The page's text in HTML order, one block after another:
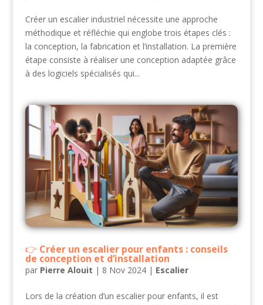
Créer un escalier industriel nécessite une approche
méthodique et réfléchie qui englobe trois étapes clés :
la conception, la fabrication et l’installation. La première
étape consiste à réaliser une conception adaptée grâce
à des logiciels spécialisés qui...
Créer un escalier pour enfants : conseils
de conception et d’installation
par Pierre Alouit | 8 Nov 2024| Escalier
Lors de la création d’un escalier pour enfants, il est